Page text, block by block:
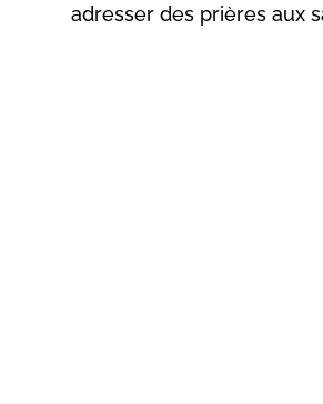
adresser des prières aux